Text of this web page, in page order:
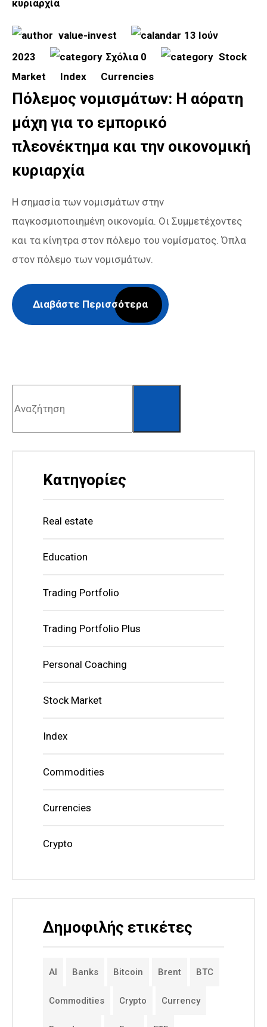
value-invest
13 Ιούν
2023
Σχόλια 0
Stock
Market
Index Currencies
Πόλεμος νομισμάτων: Η αόρατη
μάχη για το εμπορικό
πλεονέκτημα και την οικονομική
κυριαρχία
Η σημασία των νομισμάτων στην
παγκοσμιοποιημένη οικονομία. Οι Συμμετέχοντες
και τα κίνητρα στον πόλεμο του νομίσματος. Όπλα
στον πόλεμο των νομισμάτων.
Διαβάστε Περισσότερα
Κατηγορίες
Real estate
Education
Trading Portfolio
Trading Portfolio Plus
Personal Coaching
Stock Market
Index
Commodities
Currencies
Crypto
Δημοφιλής ετικέτες
AI Banks Bitcoin Brent BTC
Commodities Crypto Currency